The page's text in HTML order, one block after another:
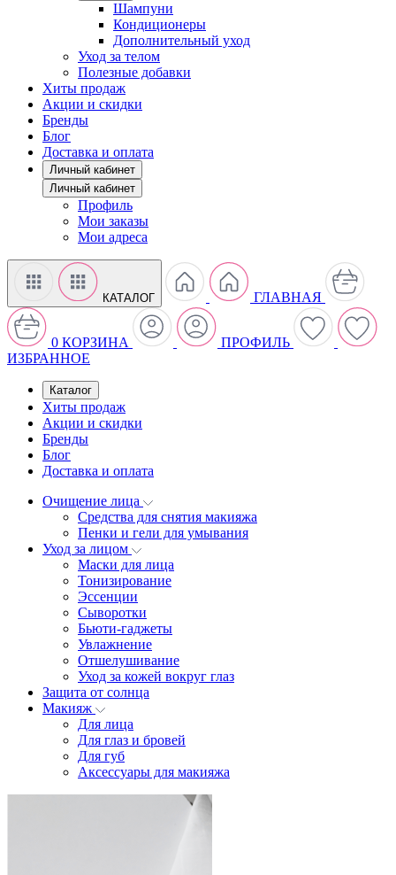
Шампуни
Кондиционеры
Дополнительный уход
Уход за телом
Полезные добавки
Хиты продаж
Акции и скидки
Бренды
Блог
Доставка и оплата
Личный кабинет
Личный кабинет
Профиль
Мои заказы
Мои адреса
КАТАЛОГ ГЛАВНАЯ
0 КОРЗИНА
ПРОФИЛЬ
ИЗБРАННОЕ
Каталог
Хиты продаж
Акции и скидки
Бренды
Блог
Доставка и оплата
Очищение лица
Средства для снятия макияжа
Пенки и гели для умывания
Уход за лицом
Маски для лица
Тонизирование
Эссенции
Сыворотки
Бьюти-гаджеты
Увлажнение
Отшелушивание
Уход за кожей вокруг глаз
Защита от солнца
Макияж
Для лица
Для глаз и бровей
Для губ
Аксессуары для макияжа